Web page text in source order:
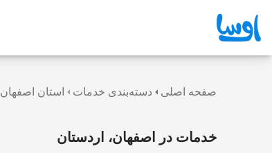
صفحه اصلی دسته‌بندی خدمات استان اصفهان
خدمات در اصفهان، اردستان